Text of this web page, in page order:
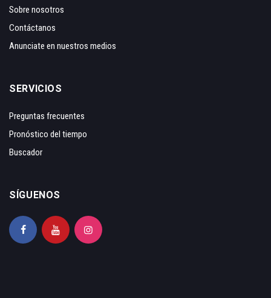
Sobre nosotros
Contáctanos
Anunciate en nuestros medios
SERVICIOS
Preguntas frecuentes
Pronóstico del tiempo
Buscador
SÍGUENOS